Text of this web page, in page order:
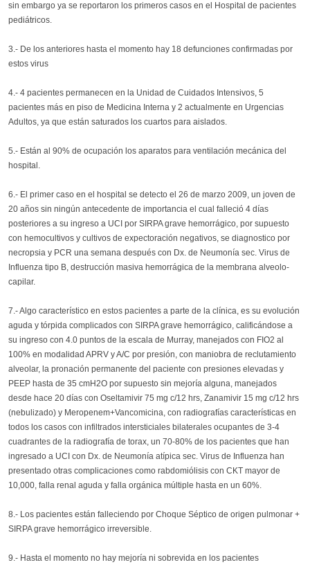
sin embargo ya se reportaron los primeros casos en el Hospital de pacientes
pediátricos.
3.- De los anteriores hasta el momento hay 18 defunciones confirmadas por
estos virus
4.- 4 pacientes permanecen en la Unidad de Cuidados Intensivos, 5
pacientes más en piso de Medicina Interna y 2 actualmente en Urgencias
Adultos, ya que están saturados los cuartos para aislados.
5.- Están al 90% de ocupación los aparatos para ventilación mecánica del
hospital.
6.- El primer caso en el hospital se detecto el 26 de marzo 2009, un joven de
20 años sin ningún antecedente de importancia el cual falleció 4 días
posteriores a su ingreso a UCI por SIRPA grave hemorrágico, por supuesto
con hemocultivos y cultivos de expectoración negativos, se diagnostico por
necropsia y PCR una semana después con Dx. de Neumonía sec. Virus de
Influenza tipo B, destrucción masiva hemorrágica de la membrana alveolo-
capilar.
7.- Algo característico en estos pacientes a parte de la clínica, es su evolución
aguda y tórpida complicados con SIRPA grave hemorrágico, calificándose a
su ingreso con 4.0 puntos de la escala de Murray, manejados con FIO2 al
100% en modalidad APRV y A/C por presión, con maniobra de reclutamiento
alveolar, la pronación permanente del paciente con presiones elevadas y
PEEP hasta de 35 cmH2O por supuesto sin mejoría alguna, manejados
desde hace 20 días con Oseltamivir 75 mg c/12 hrs, Zanamivir 15 mg c/12 hrs
(nebulizado) y Meropenem+Vancomicina, con radiografías características en
todos los casos con infiltrados intersticiales bilaterales ocupantes de 3-4
cuadrantes de la radiografía de torax, un 70-80% de los pacientes que han
ingresado a UCI con Dx. de Neumonía atípica sec. Virus de Influenza han
presentado otras complicaciones como rabdomiólisis con CKT mayor de
10,000, falla renal aguda y falla orgánica múltiple hasta en un 60%.
8.- Los pacientes están falleciendo por Choque Séptico de origen pulmonar +
SIRPA grave hemorrágico irreversible.
9.- Hasta el momento no hay mejoría ni sobrevida en los pacientes